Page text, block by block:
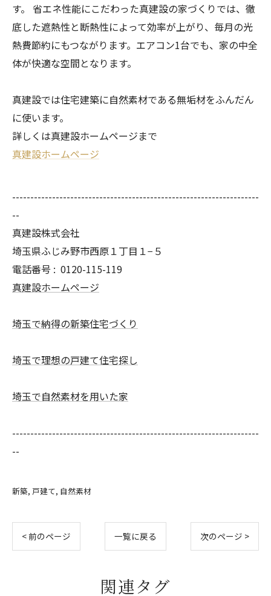
す。 省エネ性能にこだわった真建設の家づくりでは、徹
底した遮熱性と断熱性によって効率が上がり、毎月の光
熱費節約にもつながります。エアコン1台でも、家の中全
体が快適な空間となります。
真建設では住宅建築に自然素材である無垢材をふんだん
に使います。
詳しくは真建設ホームページまで
真建設ホームページ
--------------------------------------------------------------------
--
真建設株式会社
埼玉県ふじみ野市西原１丁目１−５
電話番号 : 0120-115-119
真建設ホームページ
埼玉で納得の新築住宅づくり
埼玉で理想の戸建て住宅探し
埼玉で自然素材を用いた家
--------------------------------------------------------------------
--
新築 戸建て 自然素材
< 前のページ 一覧に戻る 次のページ >
関連タグ